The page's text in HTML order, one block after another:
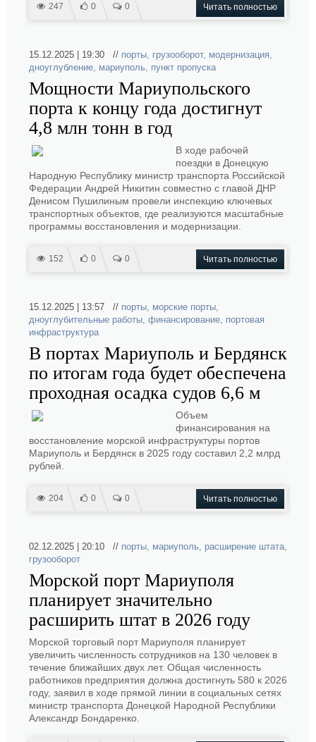
247 0 0 Читать полностью
15.12.2025 | 19:30 // порты, грузооборот, модернизация,
дноуглубление, мариуполь, пункт пропуска
Мощности Мариупольского
порта к концу года достигнут
4,8 млн тонн в год
В ходе рабочей
поездки в Донецкую
Народную Республику министр транспорта Российской
Федерации Андрей Никитин совместно с главой ДНР
Денисом Пушилиным провели инспекцию ключевых
транспортных объектов, где реализуются масштабные
программы восстановления и модернизации.
152 0 0 Читать полностью
15.12.2025 | 13:57 // порты, морские порты,
дноуглубительные работы, финансирование, портовая
инфраструктура
В портах Мариуполь и Бердянск
по итогам года будет обеспечена
проходная осадка судов 6,6 м
Объем
финансирования на
восстановление морской инфраструктуры портов
Мариуполь и Бердянск в 2025 году составил 2,2 млрд
рублей.
204 0 0 Читать полностью
02.12.2025 | 20:10 // порты, мариуполь, расширение штата,
грузооборот
Морской порт Мариуполя
планирует значительно
расширить штат в 2026 году
Морской торговый порт Мариуполя планирует
увеличить численность сотрудников на 130 человек в
течение ближайших двух лет. Общая численность
работников предприятия должна достигнуть 580 к 2026
году, заявил в ходе прямой линии в социальных сетях
министр транспорта Донецкой Народной Республики
Александр Бондаренко.